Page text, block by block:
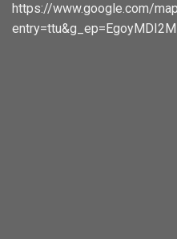
https://www.google.com/